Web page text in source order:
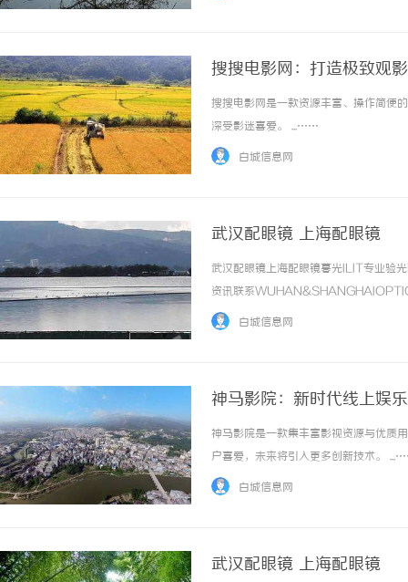
搜搜电影网：打造极致观
搜搜电影网是一款资源丰富、操作简便
深受影迷喜爱。 ...……
白城信息网
武汉配眼镜 上海配眼镜
武汉配眼镜上海配眼镜暮光ILIT专业验
资讯联系
品牌，现于武汉与上海设有4家门店。
白城信息网
神马影院：新时代线上娱
神马影院是一款集丰富影视资源与优质
户喜爱，未来将引入更多创新技术。
白城信息网
武汉配眼镜 上海配眼镜